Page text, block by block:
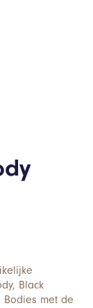
Black
met de